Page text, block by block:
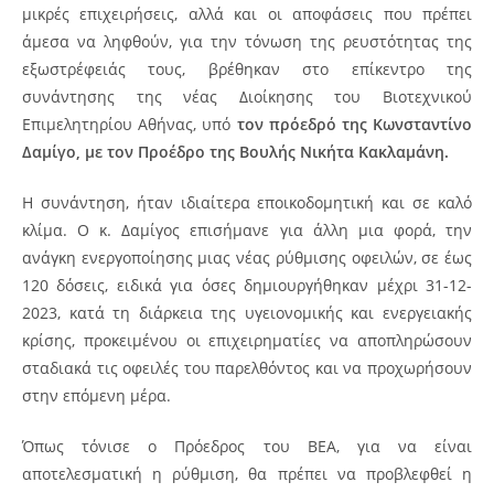
μικρές επιχειρήσεις, αλλά και οι αποφάσεις που πρέπει
άμεσα να ληφθούν, για την τόνωση της ρευστότητας της
εξωστρέφειάς τους, βρέθηκαν στο επίκεντρο της
συνάντησης της νέας Διοίκησης του Βιοτεχνικού
Επιμελητηρίου Αθήνας, υπό τον πρόεδρό της Κωνσταντίνο
Δαμίγο, με τον Προέδρο της Βουλής Νικήτα Κακλαμάνη.
Η συνάντηση, ήταν ιδιαίτερα εποικοδομητική και σε καλό
κλίμα. Ο κ. Δαμίγος επισήμανε για άλλη μια φορά, την
ανάγκη ενεργοποίησης μιας νέας ρύθμισης οφειλών, σε έως
120 δόσεις, ειδικά για όσες δημιουργήθηκαν μέχρι 31-12-
2023, κατά τη διάρκεια της υγειονομικής και ενεργειακής
κρίσης, προκειμένου οι επιχειρηματίες να αποπληρώσουν
σταδιακά τις οφειλές του παρελθόντος και να προχωρήσουν
στην επόμενη μέρα.
Όπως τόνισε ο Πρόεδρος του ΒΕΑ, για να είναι
αποτελεσματική η ρύθμιση, θα πρέπει να προβλεφθεί η